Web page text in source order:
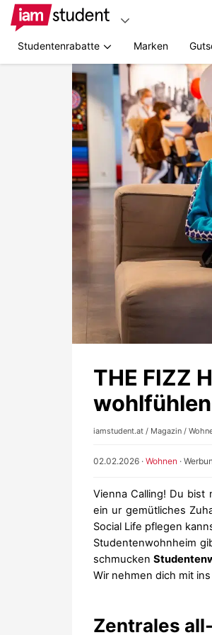
Studentenrabatte Marken
THE FIZZ
iamstudent.at / Magazin /
02.02.2026 · Wohnen ·
Vienna Calling! Du bist
ein ur gemütliches
Social Life pflegen
Studentenwohnheim
schmucken
Wir nehmen dich mit ins
Zentrales